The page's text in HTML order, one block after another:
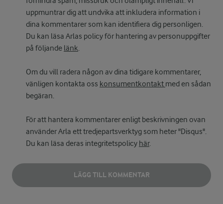
uppmuntrar dig att undvika att inkludera information i
dina kommentarer som kan identifiera dig personligen.
Du kan läsa Arlas policy för hantering av personuppgifter
på följande länk.
Om du vill radera någon av dina tidigare kommentarer,
vänligen kontakta oss konsumentkontakt med en sådan
begäran.
För att hantera kommentarer enligt beskrivningen ovan
använder Arla ett tredjepartsverktyg som heter "Disqus".
Du kan läsa deras integritetspolicy här.
LÄGG TILL KOMMENTAR